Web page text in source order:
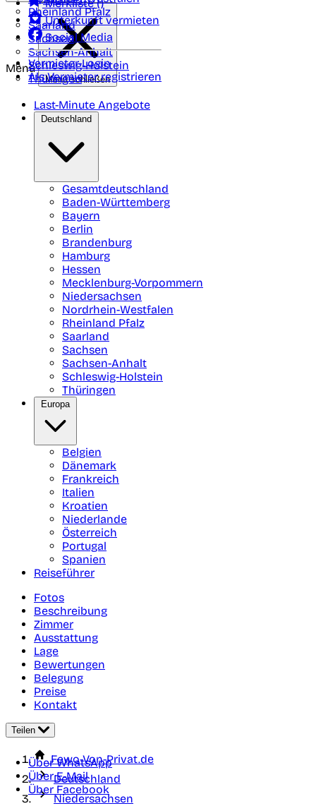
Rheinland Pfalz
Saarland
Sachsen
Sachsen-Anhalt
Schleswig-Holstein
Thüringen
Merkliste ()
Unterkunft vermieten
Social Media
Vermieter-Login
Als Vermieter registrieren
Menü
Menü schließen
Last-Minute Angebote
Deutschland
Gesamtdeutschland
Baden-Württemberg
Bayern
Berlin
Brandenburg
Hamburg
Hessen
Mecklenburg-Vorpommern
Niedersachsen
Nordrhein-Westfalen
Rheinland Pfalz
Saarland
Sachsen
Sachsen-Anhalt
Schleswig-Holstein
Thüringen
Europa
Belgien
Dänemark
Frankreich
Italien
Kroatien
Niederlande
Österreich
Portugal
Spanien
Reiseführer
Fotos
Beschreibung
Zimmer
Ausstattung
Lage
Bewertungen
Belegung
Preise
Kontakt
Teilen
Über WhatsApp
Über E-Mail
Über Facebook
Fewo-Von-Privat.de
Deutschland
Niedersachsen